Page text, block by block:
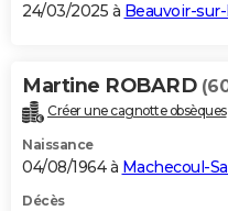
24/03/2025 à Beauvoir-
Martine ROBARD
Créer une cagnotte obsèques
Naissance
04/08/1964 à Machecoul-
Décès